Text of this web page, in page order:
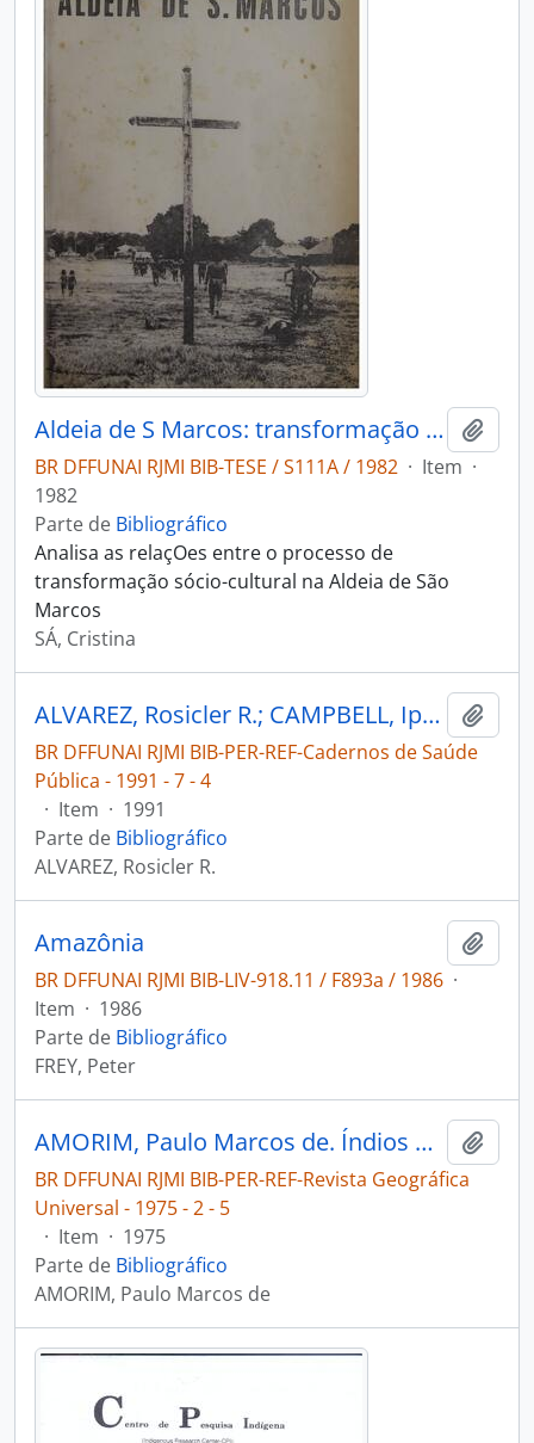
Aldeia de S Marcos: transformação na habitação de uma comunidade xavante
BR DFFUNAI RJMI BIB-TESE / S111A / 1982 · Item ·
1982
Parte de Bibliográfico
Analisa as relaçOes entre o processo de
transformação sócio-cultural na Aldeia de São
Marcos
SÁ, Cristina
ALVAREZ, Rosicler R.; CAMPBELL, Iphis. Dermatoses entre os Xavante da área indígena Pimentel Barbosa, Mato Grosso [Brasil] [Cadernos de Saúde Pública]
BR DFFUNAI RJMI BIB-PER-REF-Cadernos de Saúde
Pública - 1991 - 7 - 4
· Item · 1991
Parte de Bibliográfico
ALVAREZ, Rosicler R.
Amazônia
BR DFFUNAI RJMI BIB-LIV-918.11 / F893a / 1986 ·
Item · 1986
Parte de Bibliográfico
FREY, Peter
AMORIM, Paulo Marcos de. Índios da floresta tropical [Revista Geográfica Universal]
BR DFFUNAI RJMI BIB-PER-REF-Revista Geográfica
Universal - 1975 - 2 - 5
· Item · 1975
Parte de Bibliográfico
AMORIM, Paulo Marcos de